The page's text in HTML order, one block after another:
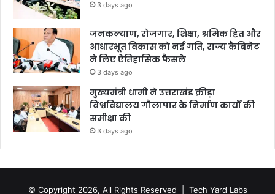
3 days ago
जनकल्याण, रोजगार, शिक्षा, श्रमिक हित और
आधारभूत विकास को नई गति, राज्य कैबिनेट
ने लिए ऐतिहासिक फैसले
3 days ago
मुख्यमंत्री धामी ने उत्तराखंड क्रीड़ा
विश्वविद्यालय गौलापार के निर्माण कार्यों की
समीक्षा की
3 days ago
© Copyright 2026, All Rights Reserved | Tech Yard Labs